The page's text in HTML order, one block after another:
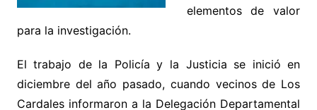
elementos de valor
para la investigación.
El trabajo de la Policía y la Justicia se inició en
diciembre del año pasado, cuando vecinos de Los
Cardales informaron a la Delegación Departamental